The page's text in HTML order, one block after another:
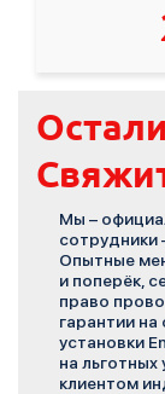
Мы –
сотрудники
Опытные
и поперёк,
право
гарантии
установки
на
клиентом